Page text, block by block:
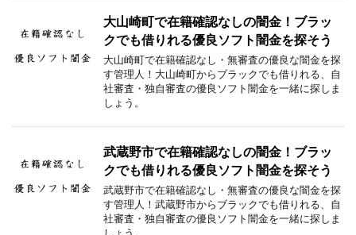
大山崎町で在籍確認なしの闇金！ブラッ
クでも借りれる優良ソフト闇金を探そう
大山崎町で在籍確認なし・無審査の優良な闇金を探
す管理人！大山崎町からブラックでも借りれる、自
社審査・独自審査の優良ソフト闇金を一緒に探しま
しょう。
武蔵野市で在籍確認なしの闇金！ブラッ
クでも借りれる優良ソフト闇金を探そう
武蔵野市で在籍確認なし・無審査の優良な闇金を探
す管理人！武蔵野市からブラックでも借りれる、自
社審査・独自審査の優良ソフト闇金を一緒に探しま